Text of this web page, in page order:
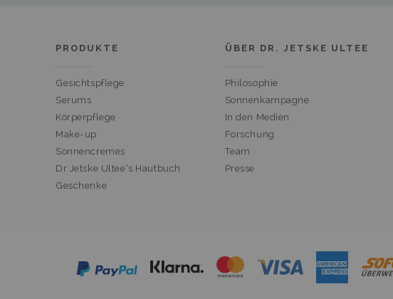
PRODUKTE
Gesichtspflege
Serums
Körperpflege
Make-up
Sonnencremes
Dr Jetske Ultee’s Hautbuch
Geschenke
ÜBER DR. JETSKE ULTEE
Philosophie
Sonnenkampagne
In den Medien
Forschung
Team
Presse